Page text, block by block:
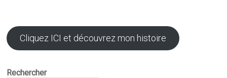
Cliquez ICI et découvrez mon histoire
Rechercher